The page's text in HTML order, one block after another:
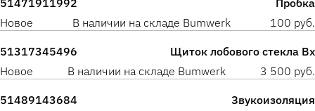
51471911992
Пробка
Новое
В наличии на складе Bumwerk 100 руб.
51317345496
Щиток лобового стекла Вх
Новое
В наличии на складе Bumwerk 3 500 руб.
51489143684
Звукоизоляция